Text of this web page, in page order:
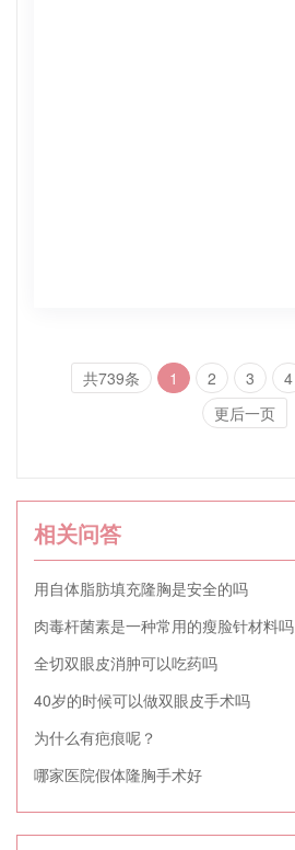
共739条 1 2 3 4
更后一页
相关问答
用自体脂肪填充隆胸是安全的吗
肉毒杆菌素是一种常用的瘦脸针材料吗
全切双眼皮消肿可以吃药吗
40岁的时候可以做双眼皮手术吗
为什么有疤痕呢？
哪家医院假体隆胸手术好